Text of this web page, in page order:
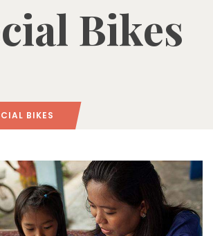
Bikes
BIKES